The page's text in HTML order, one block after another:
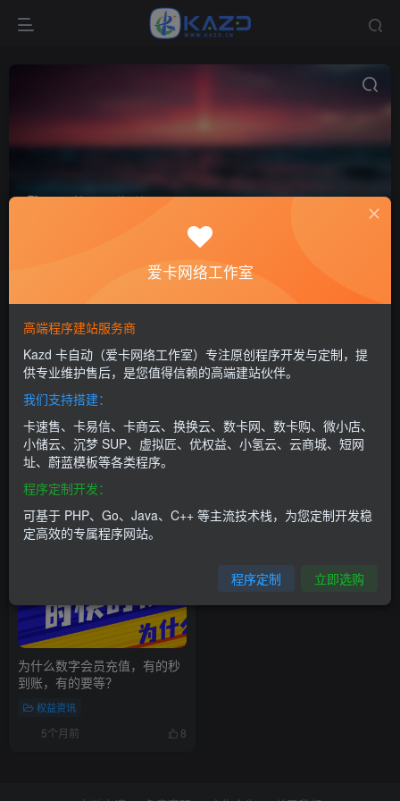
API接口 共3篇
点赞 评论
选对数字权益采购方案，轻松
开启消费新体验
权益资讯
4个月前
数字权益聚合平台，让虚拟商
品变成标准化商品
为什么数字会员充值，有的秒
到账，有的要等？
权益资讯
5个月前 8
爱卡网络工作室
高端程序建站服务商
Kazd 卡自动（爱卡网络工作室）专注原创程序开发与定制，提
供专业维护售后，是您值得信赖的高端建站伙伴。
我们支持搭建：
卡速售、卡易信、卡商云、换换云、数卡网、数卡购、微小店、
小储云、沉梦 SUP、虚拟匠、优权益、小氢云、云商城、短网
址、蔚蓝模板等各类程序。
程序定制开发：
可基于 PHP、Go、Java、C++ 等主流技术栈，为您定制开发稳
定高效的专属程序网站。
程序定制 立即选购